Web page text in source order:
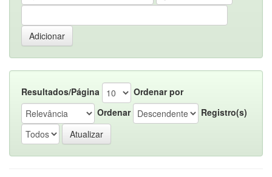
Resultados/Página
Ordenar por
Ordenar
Registro(s)